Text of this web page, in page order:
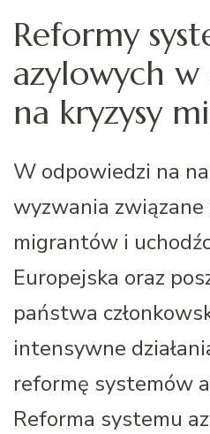
Reformy
azylowych
na kryzysy
W odpowiedzi na
wyzwania związane
migrantów i
Europejska oraz
państwa
intensywne
reformę systemów
Reforma systemu